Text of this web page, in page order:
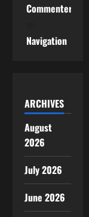
Commenter
Navigation
ARCHIVES
August
2026
July 2026
June 2026